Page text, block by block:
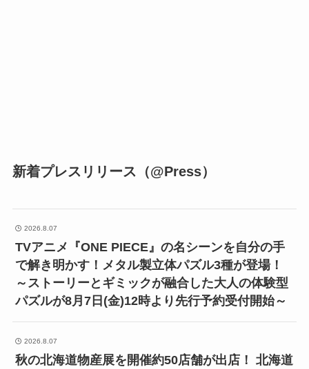
新着プレスリリース（@Press）
2026.8.07
TVアニメ『ONE PIECE』の名シーンを自分の手
で解き明かす！メタル製立体パズル3種が登場！
～ストーリーとギミックが融合した大人の体験型
パズルが8月7日(金)12時より先行予約受付開始～
2026.8.07
秋の北海道物産展を開催約50店舗が出店！ 北海道